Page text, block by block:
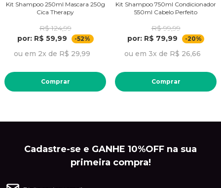
Kit Shampoo 250ml Mascara 250g
Cica Therapy
R$ 124,99
por: R$ 59,99
-52%
ou em 2x de R$ 29,99
Comprar
Kit Shampoo 750ml Condicionador
550ml Cabelo Perfeito
R$ 99,99
por: R$ 79,99
-20%
ou em 3x de R$ 26,66
Comprar
Cadastre-se e GANHE 10%OFF na sua
primeira compra!